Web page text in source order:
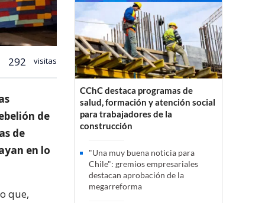
292 visitas
de
de
en lo
que,
CChC destaca programas de
salud, formación y atención social
para trabajadores de la
construcción
"Una muy buena noticia para
Chile": gremios empresariales
destacan aprobación de la
megarreforma